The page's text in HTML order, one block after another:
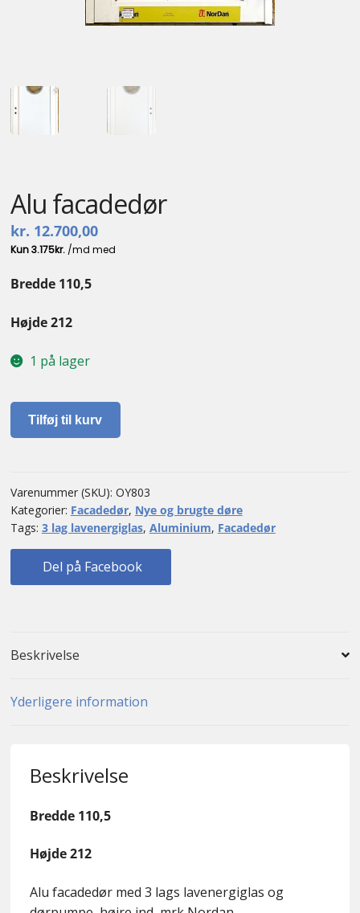
Alu facadedør
kr. 12.700,00
Bredde 110,5
Højde 212
1 på lager
Alu
facadedør
Tilføj til kurv
Varenummer (SKU): OY803
Kategorier: Facadedør, Nye og brugte døre
Tags: 3 lag lavenergiglas, Aluminium, Facadedør
Del på Facebook
Beskrivelse
Yderligere information
Beskrivelse
Bredde 110,5
Højde 212
Alu facadedør med 3 lags lavenergiglas og